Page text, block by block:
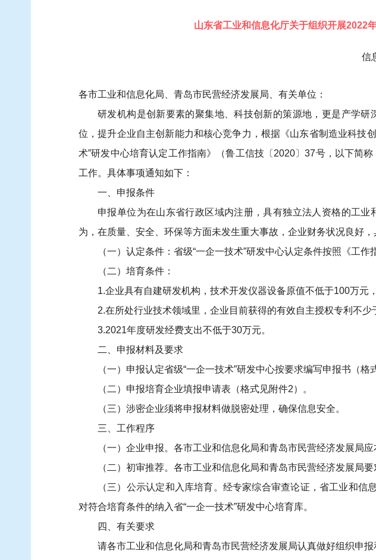
山东省工业和信息化厅关于组织开展2022
信
各市工业和信息化局、青岛市民营经济发展局、有关单位：
研发机构是创新要素的聚集地、科技创新的策源地，更是产学
位，提升企业自主创新能力和核心竞争力，根据《山东省制造业科技
术”研发中心培育认定工作指南》（鲁工信技〔2020〕37号，以下简
工作。具体事项通知如下：
一、申报条件
申报单位为在山东省行政区域内注册，具有独立法人资格的工
为，在质量、安全、环保等方面未发生重大事故，企业财务状况良好，
（一）认定条件：省级“一企一技术”研发中心认定条件按照《工作
（二）培育条件：
1.企业具有自建研发机构，技术开发仪器设备原值不低于100万元
2.在所处行业技术领域里，企业目前获得的有效自主授权专利不
3.2021年度研发经费支出不低于30万元。
二、申报材料及要求
（一）申报认定省级“一企一技术”研发中心按要求编写申报书（格
（二）申报培育企业填报申请表（格式见附件2）。
（三）涉密企业须将申报材料做脱密处理，确保信息安全。
三、工作程序
（一）企业申报。各市工业和信息化局和青岛市民营经济发展局
（二）初审推荐。各市工业和信息化局和青岛市民营经济发展局
（三）公示认定和入库培育。经专家综合审查论证，省工业和信
对符合培育条件的纳入省“一企一技术”研发中心培育库。
四、有关要求
请各市工业和信息化局和青岛市民营经济发展局认真做好组织申